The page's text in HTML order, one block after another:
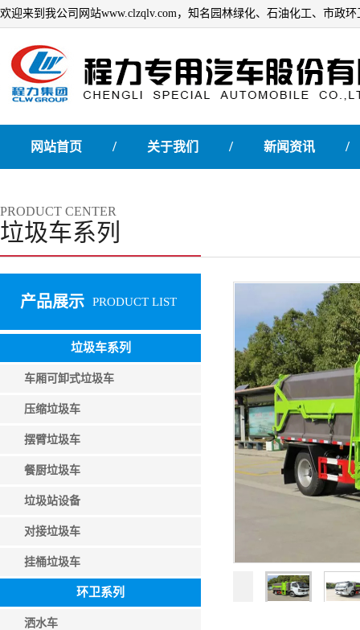
欢迎来到我公司网站www.clzqlv.com，知名园林绿化、石油化工、市政
网站首页 / 关于我们 / 新闻资讯 /
PRODUCT CENTER
垃圾车系列
产品展示 PRODUCT LIST
垃圾车系列
车厢可卸式垃圾车
压缩垃圾车
摆臂垃圾车
餐厨垃圾车
垃圾站设备
对接垃圾车
挂桶垃圾车
环卫系列
洒水车